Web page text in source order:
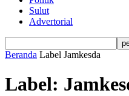
Sulut
Advertorial
Beranda Label Jamkesda
Label: